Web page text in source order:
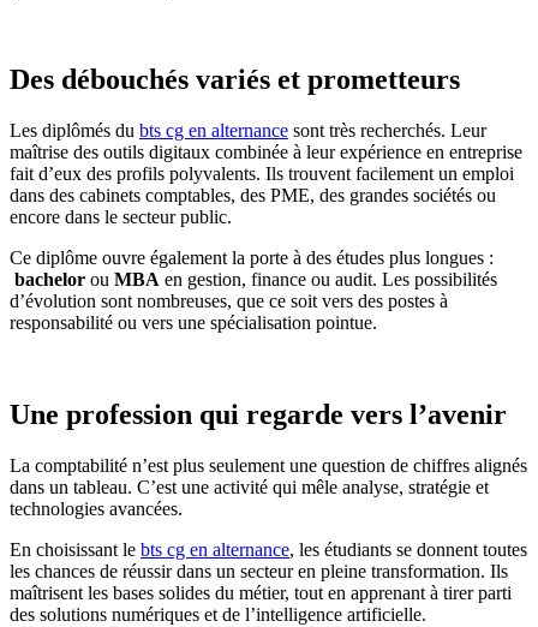
Des débouchés variés et prometteurs
Les diplômés du bts cg en alternance sont très recherchés. Leur
maîtrise des outils digitaux combinée à leur expérience en entreprise
fait d’eux des profils polyvalents. Ils trouvent facilement un emploi
dans des cabinets comptables, des PME, des grandes sociétés ou
encore dans le secteur public.
Ce diplôme ouvre également la porte à des études plus longues :
bachelor ou MBA en gestion, finance ou audit. Les possibilités
d’évolution sont nombreuses, que ce soit vers des postes à
responsabilité ou vers une spécialisation pointue.
Une profession qui regarde vers l’avenir
La comptabilité n’est plus seulement une question de chiffres alignés
dans un tableau. C’est une activité qui mêle analyse, stratégie et
technologies avancées.
En choisissant le bts cg en alternance, les étudiants se donnent toutes
les chances de réussir dans un secteur en pleine transformation. Ils
maîtrisent les bases solides du métier, tout en apprenant à tirer parti
des solutions numériques et de l’intelligence artificielle.